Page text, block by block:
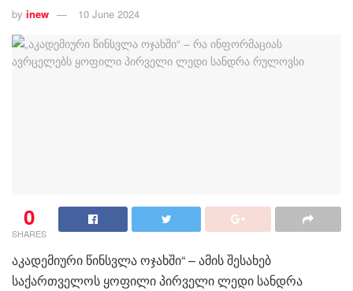
by inew 10 June 2024
0
SHARES
აკადემიური წინსვლა ოჯახში“ – ამის შესახებ
საქართველოს ყოფილი პირველი ლედი სანდრა